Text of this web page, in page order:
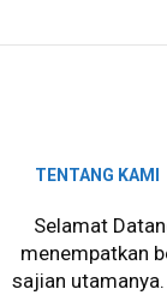
TENTANG KAMI
Selamat
menempatkan
sajian